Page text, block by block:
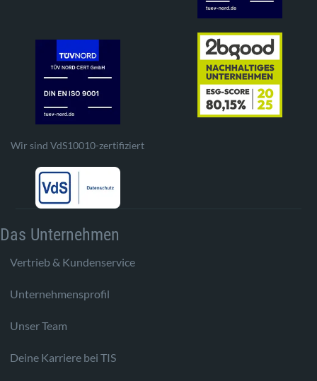
Wir sind VdS10010-zertifiziert
Das Unternehmen
Vertrieb & Kundenservice
Unternehmensprofil
Unser Team
Deine Karriere bei TIS